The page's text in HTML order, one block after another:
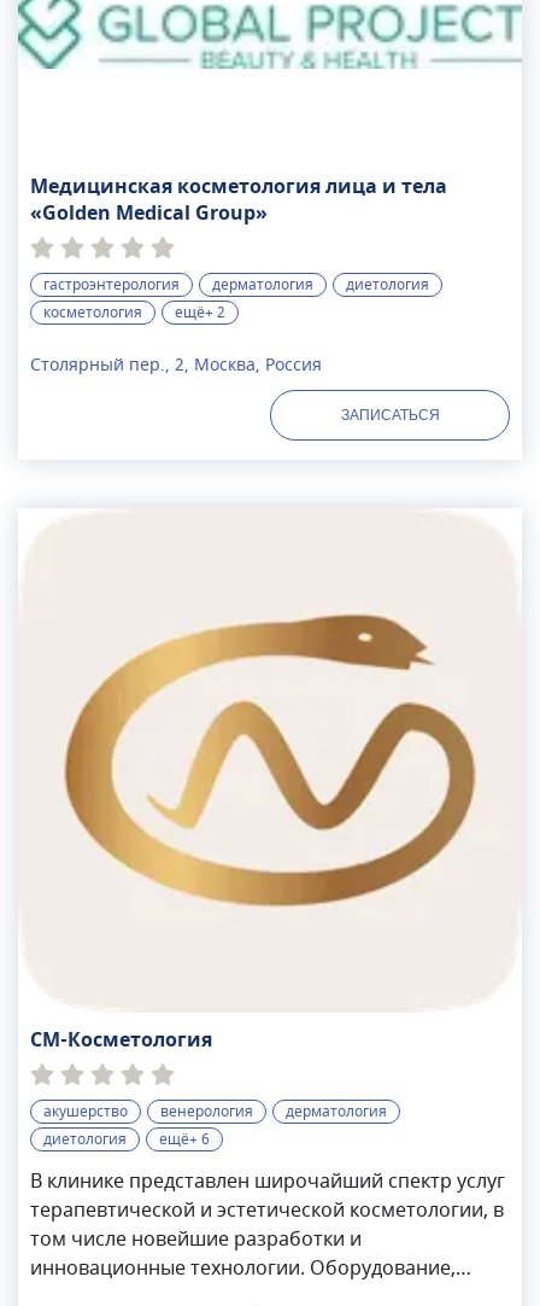
Медицинская косметология лица и тела
«Golden Medical Group»
гастроэнтерология дерматология
диетология
косметология
ещё+ 2
Столярный пер., 2, Москва, Россия
ЗАПИСАТЬСЯ
СМ-Косметология
акушерство венерология
дерматология
диетология
ещё+ 6
В клинике представлен широчайший спектр услуг
терапевтической и эстетической косметологии, в
том числе новейшие разработки и
инновационные технологии. Оборудование,